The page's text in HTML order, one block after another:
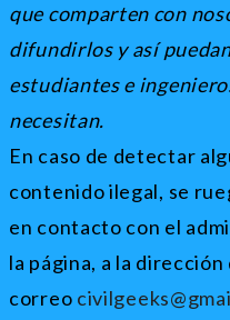
que comparten con
difundirlos y así
estudiantes e
necesitan.
En caso de detectar
contenido ilegal, se
en contacto con el
la página, a la dirección
correo